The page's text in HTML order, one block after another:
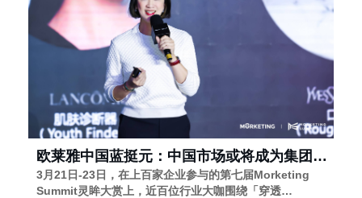
欧莱雅中国蓝挺元：中国市场或将成为集团营
收Top1，创立投资公司抓住新趋势
3月21日-23日，在上百家企业参与的第七届Morketing
Summit灵眸大赏上，近百位行业大咖围绕「穿透